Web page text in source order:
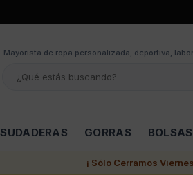
Mayorísta de ropa personalizada, deportiva,
SUDADERAS GORRAS BOLSAS
¡ Sólo Cerramos